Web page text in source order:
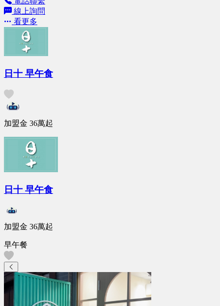
線上詢問
看更多
日十 早午食
加盟金 36萬起
日十 早午食
加盟金 36萬起
早午餐